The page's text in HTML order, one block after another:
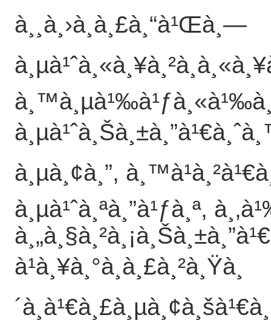
à¸¸à¸›à¸à¸£à¸“à¹Œà¸—
à¸µà¸¢à¸”,
à¸µà¹ˆà¸ªà¸”à¹ƒà¸ª,
à¹à¸¥à¸°à¸à¸£à¸²à¸Ÿà¸